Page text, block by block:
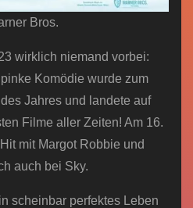
Bros.
wirklich niemand vorbei:
Komödie wurde zum
Jahres und landete auf
Filme aller Zeiten! Am 16.
mit Margot Robbie und
auch bei Sky.
scheinbar perfektes Leben